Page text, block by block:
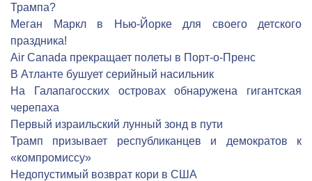
Трампа?
Меган Маркл в Нью-Йорке для своего детского
праздника!
Air Canada прекращает полеты в Порт-о-Пренс
В Атланте бушует серийный насильник
На Галапагосских островах обнаружена гигантская
черепаха
Первый израильский лунный зонд в пути
Трамп призывает республиканцев и демократов к
«компромиссу»
Недопустимый возврат кори в США